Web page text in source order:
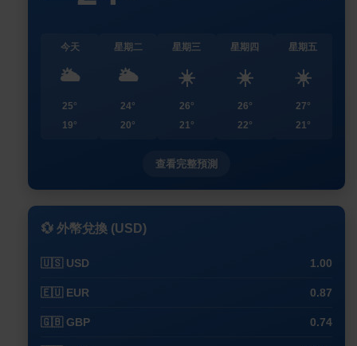
今天
🌥️
25°
19°
星期二
🌥️
24°
20°
星期三
☀️
26°
21°
星期四
☀️
26°
22°
星期五
☀️
27°
21°
查看完整預測
💱 外幣兌換 (USD)
🇺🇸 USD 1.00
🇪🇺 EUR 0.87
🇬🇧 GBP 0.74